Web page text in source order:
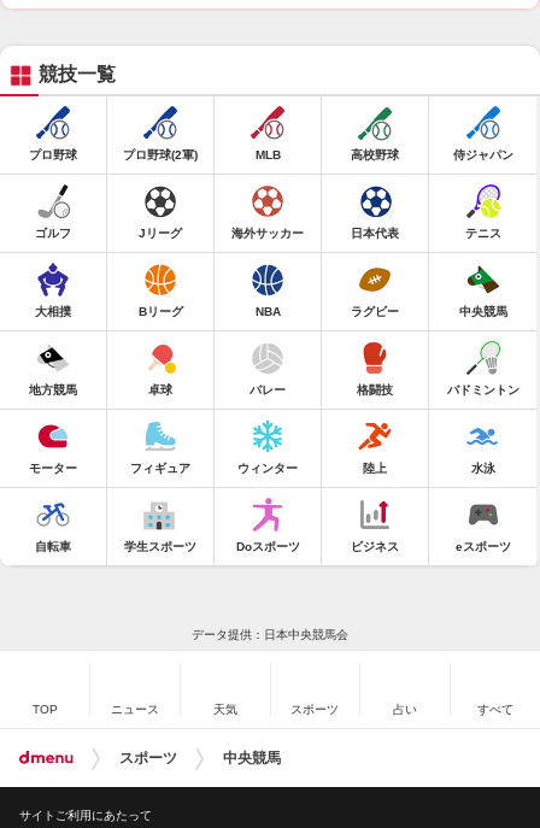
競技一覧
プロ野球 プロ野球(2軍) MLB 高校野球 侍ジャパン
ゴルフ Jリーグ 海外サッカー 日本代表 テニス
大相撲 Bリーグ NBA ラグビー 中央競馬
地方競馬 卓球 バレー 格闘技 バドミントン
モーター フィギュア ウィンター 陸上 水泳
自転車 学生スポーツ Doスポーツ ビジネス eスポーツ
データ提供：日本中央競馬会
TOP ニュース 天気 スポーツ 占い すべて
スポーツ 中央競馬
サイトご利用にあたって